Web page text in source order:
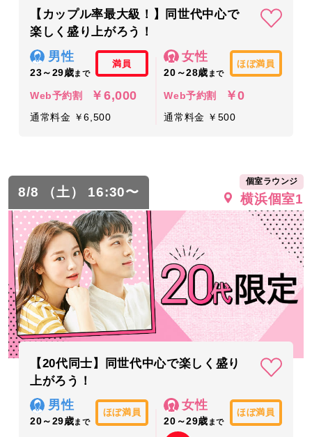
【カップル率最大級！】同世代中心で
楽しく盛り上がろう！
男性
23～29歳まで
満員
Web予約割 ￥6,000
通常料金 ￥6,500
女性
20～28歳 まで
ほぼ満員
Web予約割 ￥0
通常料金 ￥500
8/8 （土） 16:30〜
個室ラウンジ
横浜個室1
【20代同士】同世代中心で楽しく盛り
上がろう！
男性
20～29歳まで
ほぼ満員
女性
20～29歳 まで
ほぼ満員